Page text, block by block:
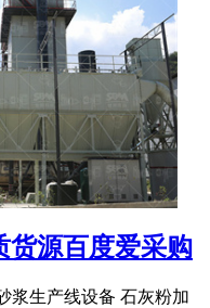
货源百度爱采购
浆生产线设备 石灰粉加